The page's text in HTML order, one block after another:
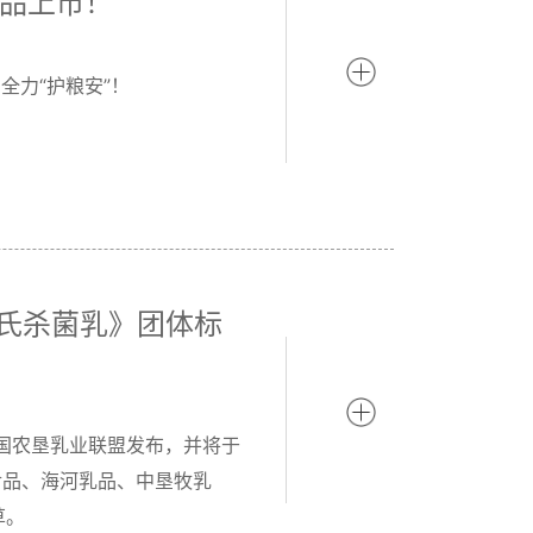
“护粮安”！
杀菌乳》团体标
农垦乳业联盟发布，并将于
、海河乳品、中垦牧乳